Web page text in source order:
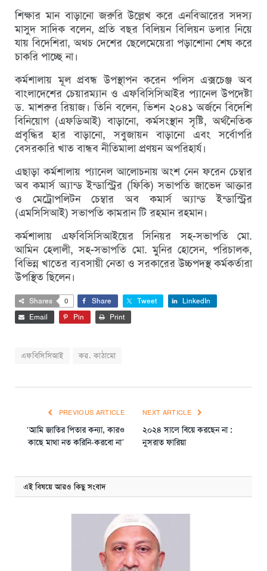
শিক্ষার মান বাড়ানো জরুরি উল্লেখ করে এনবিআরের সদস্য
মাসুদ সাদিক বলেন, প্রতি বছর বিলিয়ন বিলিয়ন ডলার নিয়ে
যায় বিদেশিরা, অথচ দেশের ছেলেমেয়েরা পড়াশোনা শেষ করে
চাকরি পাচ্ছে না।
কর্মশালায় মূল প্রবন্ধ উপস্থাপন করেন পলিস এক্সচেঞ্জ অব
বাংলাদেশের চেয়ারম্যান ও এফবিসিসিআইর প্যানেল উপদেষ্টা
ড. মাশরুর রিয়াজ। তিনি বলেন, ভিশন ২০৪১ অর্জনে বিদেশি
বিনিয়োগ (এফডিআই) বাড়ানো, কর্মসংস্থান সৃষ্টি, অর্থনৈতিক
প্রবৃদ্ধির হার বাড়ানো, সবুজায়ন বাড়ানো এবং সর্বোপরি
বেসরকারি খাত বান্ধব নীতিমালা প্রণয়ন অপরিহার্য।
এছাড়া কর্মশালায় প্যানেল আলোচনায় অংশ নেন ফরেন চেম্বার
অব কমার্স অ্যান্ড ইন্ডাস্ট্রির (ফিকি) সভাপতি জাভেদ আক্তার
ও মেট্রোপলিটন চেম্বার অব কমার্স অ্যান্ড ইন্ডাস্ট্রির
(এমসিসিআই) সভাপতি কামরান টি রহমান রহমান।
কর্মশালায় এফবিসিসিআইয়ের সিনিয়র সহ-সভাপতি মো.
আমিন হেলালী, সহ-সভাপতি মো. মুনির হোসেন, পরিচালক,
বিভিন্ন খাতের ব্যবসায়ী নেতা ও সরকারের উচ্চপদস্থ কর্মকর্তারা
উপস্থিত ছিলেন।
Shares 0 Share Tweet
LinkedIn
Email
Pin Print
এফবিসিসিআই কর. কাঠামো
PREVIOUS ARTICLE
‘আমি জাতির পিতার কন্যা, কারও
কাছে মাথা নত করিনি-করবো না’
NEXT ARTICLE
২০২৪ সালে বিয়ে করছেন না :
নুসরাত ফারিয়া
এই বিষয়ে আরও কিছু সংবাদ